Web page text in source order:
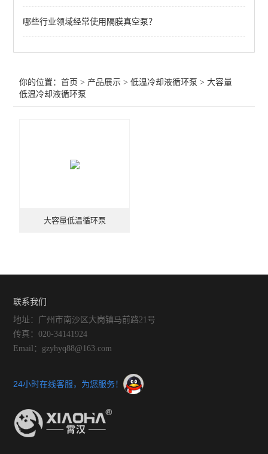
哪些行业领域经常使用隔膜真空泵？
你的位置：首页 > 产品展示 >低温冷却液循环泵 >大容量
低温冷却液循环泵
大容量低温循环泵
联系我们
地址：广州市南沙区大岗镇马前路21号
传真：020-34141924
Email：gzyhyq88@163.com
24小时在线客服，为您服务！